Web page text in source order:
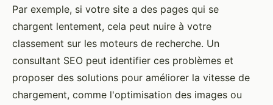
Par exemple, si votre site a des pages qui se
chargent lentement, cela peut nuire à votre
classement sur les moteurs de recherche. Un
consultant SEO peut identifier ces problèmes et
proposer des solutions pour améliorer la vitesse de
chargement, comme l'optimisation des images ou